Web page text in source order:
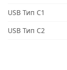
USB Тип C1
USB Тип C2